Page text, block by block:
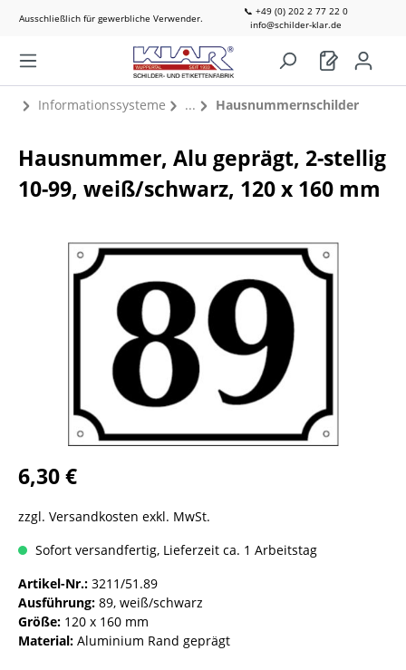
Ausschließlich für gewerbliche Verwender.
📞 +49 (0) 202 2 77 22 0
info@schilder-klar.de
Informationssysteme Hausnummernschilder
Hausnummer, Alu geprägt, 2-stellig
10-99, weiß/schwarz, 120 x 160 mm
6,30 €
zzgl. Versandkosten exkl. MwSt.
Sofort versandfertig, Lieferzeit ca. 1 Arbeitstag
Artikel-Nr.: 3211/51.89
Ausführung: 89, weiß/schwarz
Größe: 120 x 160 mm
Material: Aluminium Rand geprägt